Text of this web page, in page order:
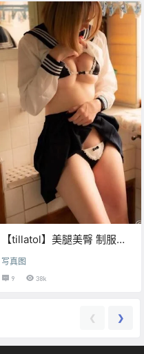
【tillatol】美腿美臀 制服内
写真图
9 38k
❮ ❯